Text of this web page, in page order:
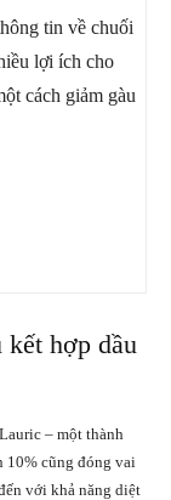
tin về chuối
lợi ích cho
cách giảm gàu
hợp dầu
– một thành
10% cũng đóng vai
với khả năng diệt